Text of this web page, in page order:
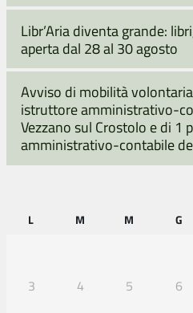
Libr’Aria diventa grande:
aperta dal 28 al 30 agosto
Avviso di mobilità
istruttore amministrativo-
Vezzano sul Crostolo e di 1
amministrativo-contabile
L M M G
3
4 5 6